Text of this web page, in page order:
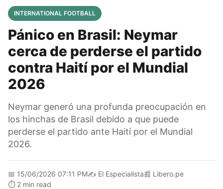
INTERNATIONAL FOOTBALL
Pánico en Brasil: Neymar
cerca de perderse el partido
contra Haití por el Mundial
2026
Neymar generó una profunda preocupación en
los hinchas de Brasil debido a que puede
perderse el partido ante Haití por el Mundial
2026.
📅 15/06/2026 07:11 PM✍️ El Especialista📰 Libero.pe
⏱️ 2 min read